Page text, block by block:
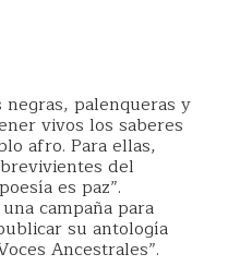
palenqueras y
vivos los saberes
afro. Para ellas,
del
es paz”.
campaña para
su antología
Ancestrales”.